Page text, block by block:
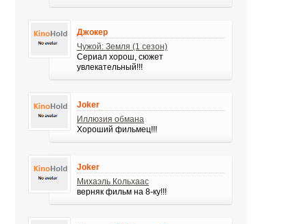
Джокер
Чужой: Земля (1 сезон)
Сериал хорош, сюжет
увлекательный!!!
Joker
Иллюзия обмана
Хороший фильмец!!!
Joker
Михаэль Кольхаас
верняк фильм на 8-ку!!!